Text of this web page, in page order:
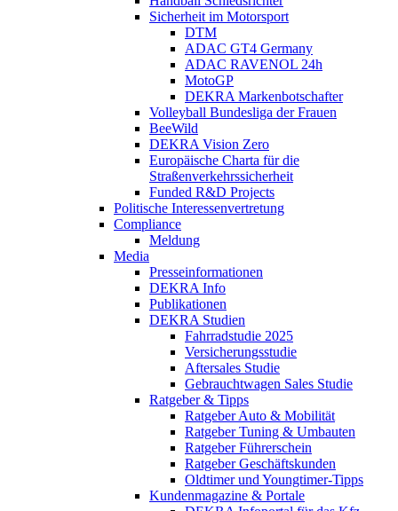
Sicherheit im Motorsport
DTM
ADAC GT4 Germany
ADAC RAVENOL 24h
MotoGP
DEKRA Markenbotschafter
Volleyball Bundesliga der Frauen
BeeWild
DEKRA Vision Zero
Europäische Charta für die
Straßenverkehrssicherheit
Funded R&D Projects
Politische Interessenvertretung
Compliance
Meldung
Media
Presseinformationen
DEKRA Info
Publikationen
DEKRA Studien
Fahrradstudie 2025
Versicherungsstudie
Aftersales Studie
Gebrauchtwagen Sales Studie
Ratgeber & Tipps
Ratgeber Auto & Mobilität
Ratgeber Tuning & Umbauten
Ratgeber Führerschein
Ratgeber Geschäftskunden
Oldtimer und Youngtimer-Tipps
Kundenmagazine & Portale